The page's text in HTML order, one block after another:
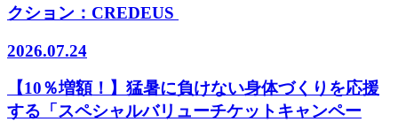
クション：CREDEUS
2026.07.24
【10％増額！】猛暑に負けない身体づくりを応援
する「スペシャルバリューチケットキャンペー